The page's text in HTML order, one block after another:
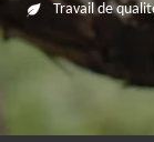
Travail de